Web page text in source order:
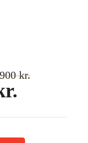
kr.